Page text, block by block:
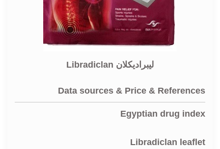
ليبراديكلان Libradiclan
Data sources & Price & References
Egyptian drug index
Libradiclan leaflet